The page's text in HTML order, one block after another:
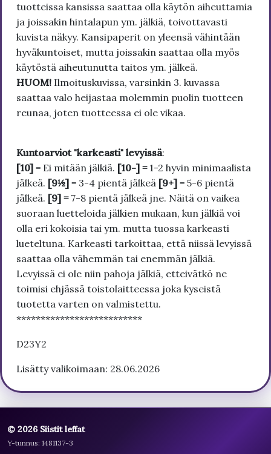
tuotteissa kansissa saattaa olla käytön aiheuttamia
ja joissakin hintalapun ym. jälkiä, toivottavasti
kuvista näkyy. Kansipaperit on yleensä vähintään
hyväkuntoiset, mutta joissakin saattaa olla myös
käytöstä aiheutunutta taitos ym. jälkeä.
HUOM! Ilmoituskuvissa, varsinkin 3. kuvassa
saattaa valo heijastaa molemmin puolin tuotteen
reunaa, joten tuotteessa ei ole vikaa.
Kuntoarviot "karkeasti" levyissä:
[10] = Ei mitään jälkiä. [10-] = 1-2 hyvin minimaalista
jälkeä. [9½] = 3-4 pientä jälkeä [9+] = 5-6 pientä
jälkeä. [9] = 7-8 pientä jälkeä jne. Näitä on vaikea
suoraan luetteloida jälkien mukaan, kun jälkiä voi
olla eri kokoisia tai ym. mutta tuossa karkeasti
lueteltuna. Karkeasti tarkoittaa, että niissä levyissä
saattaa olla vähemmän tai enemmän jälkiä.
Levyissä ei ole niin pahoja jälkiä, etteivätkö ne
toimisi ehjässä toistolaitteessa joka kyseistä
tuotetta varten on valmistettu.
**************************
D23Y2
Lisätty valikoimaan: 28.06.2026
© 2026 Siistit leffat
Y-tunnus: 1481137-3